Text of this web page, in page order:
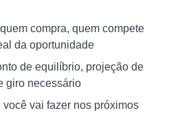
compra, quem compete
da oportunidade
de equilíbrio, projeção de
giro necessário
vai fazer nos próximos